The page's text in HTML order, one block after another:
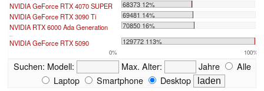
NVIDIA GeForce RTX 4070 SUPER
68373 12%
NVIDIA GeForce RTX 3090 Ti
69481 14%
NVIDIA RTX 6000 Ada Generation
70850 16%
...
NVIDIA GeForce RTX 5090 129772 113%
0% 100%
Suchen: Modell: Max. Alter: Jahre
Alle
Laptop
Smartphone Desktop